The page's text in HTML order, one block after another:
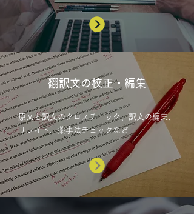
翻訳文の校正・編集
原文と訳文のクロスチェック、訳文の編集、
リライト、薬事法チェックなど